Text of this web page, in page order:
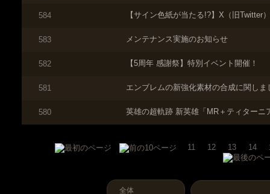
584 【サイン色紙が当たる!?】X（旧Twitter
583 メンテナンス実施のお知らせ
582 【5周年 感謝祭】特別イベント開催！
581 エンブレムの新強化素材の合成に関しま
580 英雄の超軌跡 新英雄「MR＋ティターニ
11 12 13 14